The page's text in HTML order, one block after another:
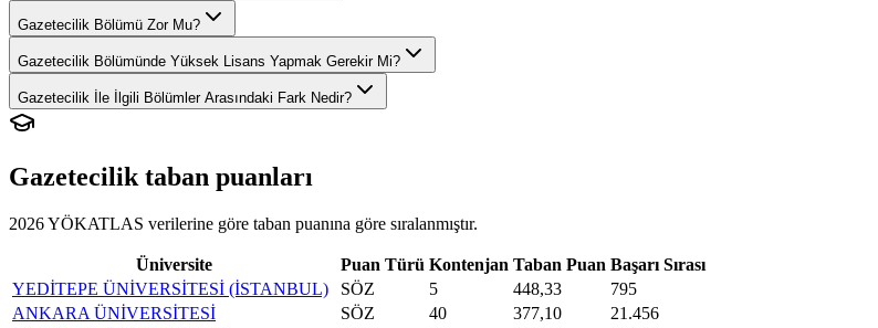
Gazetecilik Bölümü Zor Mu?
Gazetecilik Bölümünde Yüksek Lisans Yapmak Gerekir Mi?
Gazetecilik İle İlgili Bölümler Arasındaki Fark Nedir?
Gazetecilik taban puanları
2026 YÖKATLAS verilerine göre taban puanına göre sıralanmıştır.
Üniversite Puan Türü Kontenjan Taban Puan Başarı Sırası
YEDİTEPE ÜNİVERSİTESİ (İSTANBUL)
SÖZ 5 448,33
795
ANKARA ÜNİVERSİTESİ
SÖZ 40 377,10
21.456